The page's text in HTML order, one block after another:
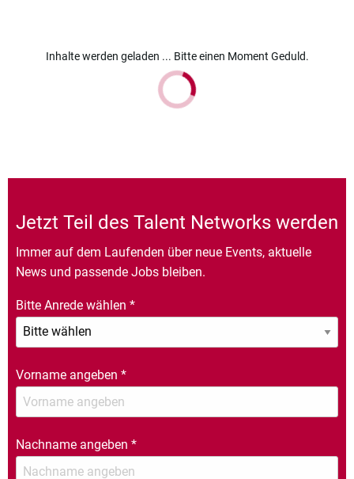
Inhalte werden geladen ... Bitte einen Moment Geduld.
Jetzt Teil des Talent Networks werden
Immer auf dem Laufenden über neue Events, aktuelle
News und passende Jobs bleiben.
Bitte Anrede wählen *
Vorname angeben *
Nachname angeben *